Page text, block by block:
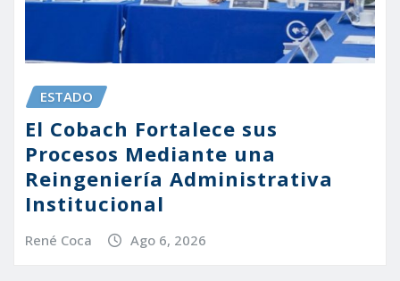
ESTADO
El Cobach Fortalece sus
Procesos Mediante una
Reingeniería Administrativa
Institucional
René Coca Ago 6, 2026